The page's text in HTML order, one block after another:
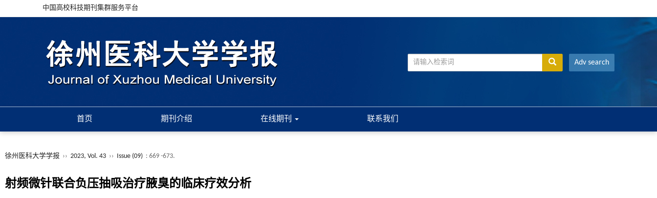
中国高校科技期刊集群服务平台
Adv search
首页 期刊介绍 在线期刊 联系我们
徐州医科大学学报 ›› 2023, Vol. 43 ›› Issue (09) : 669 -673.
射频微针联合负压抽吸治疗腋臭的临床疗效分析